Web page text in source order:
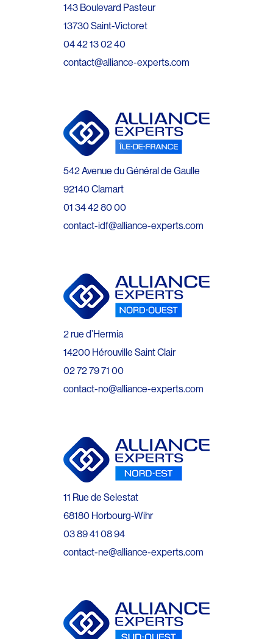
143 Boulevard Pasteur
13730 Saint-Victoret
04 42 13 02 40
contact@alliance-experts.com
542 Avenue du Général de Gaulle
92140 Clamart
01 34 42 80 00
contact-idf@alliance-experts.com
2 rue d’Hermia
14200 Hérouville Saint Clair
02 72 79 71 00
contact-no@alliance-experts.com
11 Rue de Selestat
68180 Horbourg-Wihr
03 89 41 08 94
contact-ne@alliance-experts.com